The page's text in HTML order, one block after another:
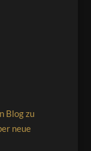
Blog zu
neue